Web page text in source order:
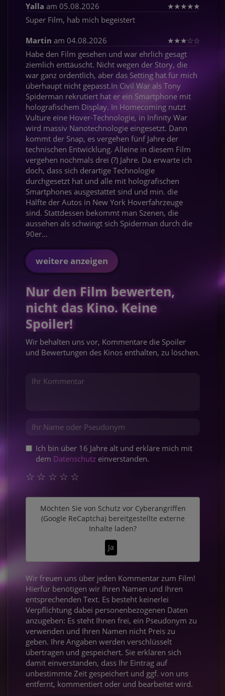
Yalla am 05.08.2026 ★★★★★
Super Film, hab mich begeistert
Martin am 04.08.2026 ★★★☆☆
Habe den Film gesehen und war ehrlich gesagt
ziemlich enttäuscht. Nicht wegen der Story, die
war ganz ordentlich, aber das Setting hat für mich
überhaupt nicht gepasst.In Civil War als Tony
Spiderman rekrutiert hat er ein Smartphone mit
holografischem Display. In Homecoming nutzt
Vulture eine Hover-Technologie, in Infinity War
wird massiv Nanotechnologie eingesetzt. Dann
kommt der Snap, es vergehen fünf Jahre der
technischen Entwicklung. Alleine in diesem Film
vergehen nochmals drei (?) Jahre. Da erwarte ich
doch, dass sich derartige Technologie
durchgesetzt hat und alle mit holografischen
Smartphones ausgestattet sind und min. die
Hälfte der Autos in New York Hoverfahrzeuge
sind. Stattdessen bekommt man Szenen, die
aussehen als schwingt sich Spiderman durch die
90er…
weitere anzeigen
Nur den Film bewerten,
nicht das Kino. Keine
Spoiler!
Wir behalten uns vor, Kommentare die Spoiler
und Bewertungen des Kinos enthalten, zu löschen.
Ich bin über 16 Jahre alt und erkläre mich mit
dem Datenschutz einverstanden.
☆
☆
☆
☆
☆
Möchten Sie von Schutz vor Cyberangriffen
(Google ReCaptcha)bereitgestellte externe
Inhalte laden?
Ja
Wir freuen uns über jeden Kommentar zum Film!
Hierfür benötigen wir Ihren Namen und Ihren
entsprechenden Text. Es besteht keinerlei
Verpflichtung dabei personenbezogenen Daten
anzugeben: Es steht Ihnen frei, ein Pseudonym zu
verwenden und Ihren Namen nicht Preis zu
geben. Ihre Angaben werden verschlüsselt
übertragen und gespeichert. Sie erklären sich
damit einverstanden, dass Ihr Eintrag auf
unbestimmte Zeit gespeichert und ggf. von uns
entfernt, kommentiert oder und bearbeitet wird.